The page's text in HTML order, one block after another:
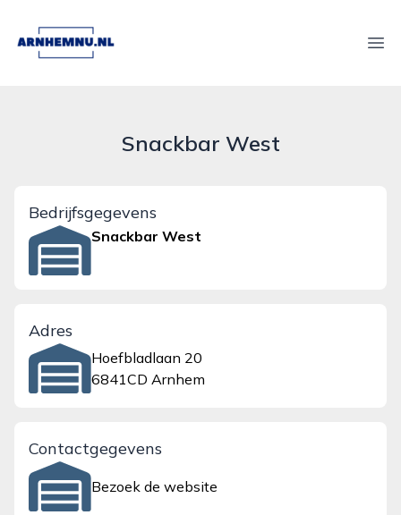
arnhemnu.nl
Snackbar West
Bedrijfsgegevens
Snackbar West
Adres
Hoefbladlaan 20
6841CD Arnhem
Contactgegevens
Bezoek de website